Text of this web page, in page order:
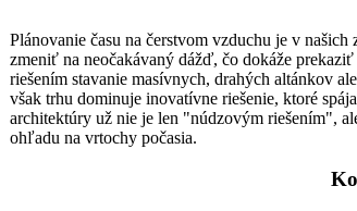
Plánovanie času na čerstvom vzduchu je v
zmeniť na neočakávaný dážď, čo dokáže
riešením stavanie masívnych, drahých altánkov
však trhu dominuje inovatívne riešenie, ktoré
architektúry už nie je len "núdzovým riešením",
ohľadu na vrtochy počasia.